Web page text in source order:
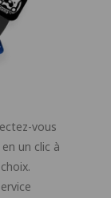
vous
un clic à